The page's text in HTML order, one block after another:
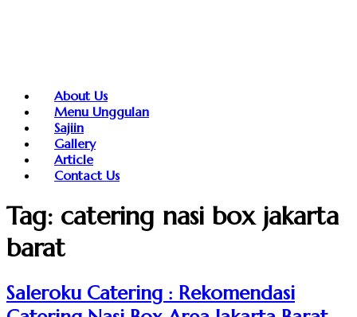
About Us
Menu Unggulan
Sajiin
Gallery
Article
Contact Us
Tag: catering nasi box jakarta
barat
Saleroku Catering : Rekomendasi